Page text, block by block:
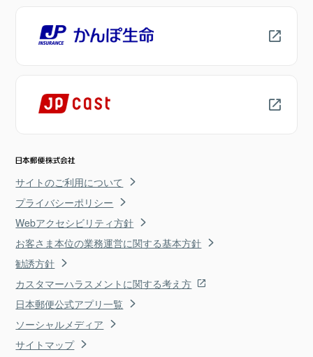
サイトのご利用について
プライバシーポリシー
Webアクセシビリティ方針
お客さま本位の業務運営に関する基本方針
勧誘方針
カスタマーハラスメントに関する考え方
日本郵便公式アプリ一覧
ソーシャルメディア
サイトマップ